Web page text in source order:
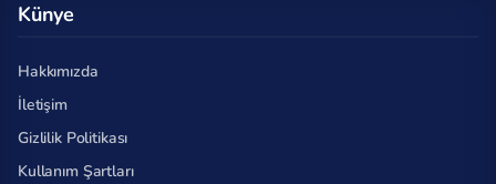
Künye
Hakkımızda
İletişim
Gizlilik Politikası
Kullanım Şartları